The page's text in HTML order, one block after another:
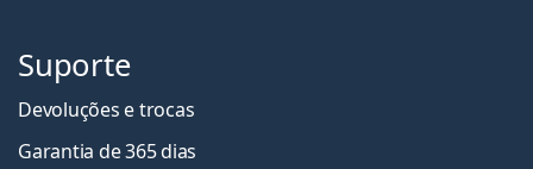
Suporte
Devoluções e trocas
Garantia de 365 dias